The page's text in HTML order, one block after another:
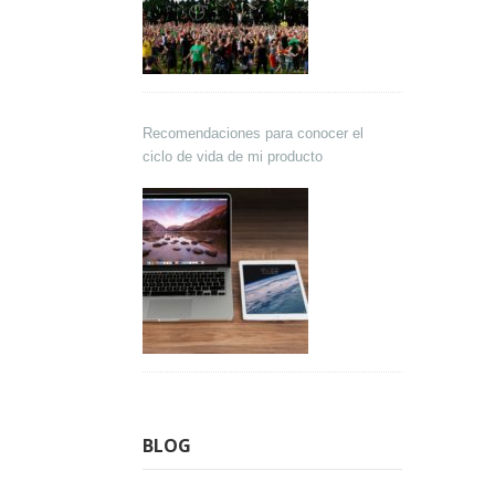
Recomendaciones para conocer el
ciclo de vida de mi producto
BLOG